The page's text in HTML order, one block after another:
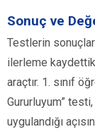
Sonuç ve
Testlerin
ilerleme
araçtır. 1. sınıf
Gururluyum”
uygulandığı